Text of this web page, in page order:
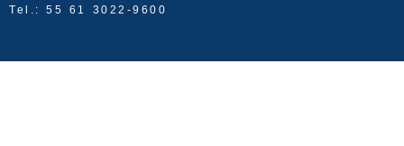
Tel.: 55 61 3022-9600